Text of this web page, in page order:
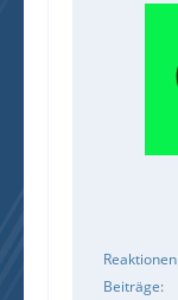
Reaktionen
Beiträge